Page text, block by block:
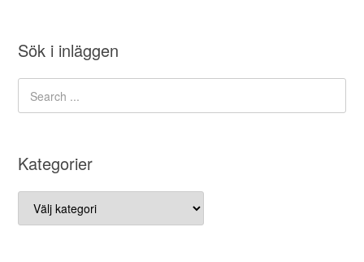
Sök i inläggen
Kategorier
Kategorier